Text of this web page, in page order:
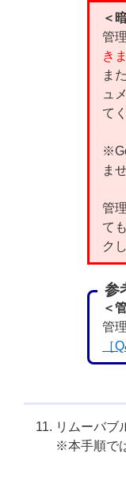
＜
管
き
ま
ュ
て
ま
管
て
ク
参
＜
管
［
リムーバブ
※本手順で